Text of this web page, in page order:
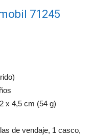
71245
x 4,5 cm (54 g)
de vendaje, 1 casco,